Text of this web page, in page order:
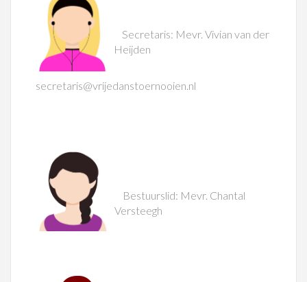
Secretaris: Mevr. Vivian van der
Heijden
secretaris@vrijedanstoernooien.nl
Bestuurslid: Mevr. Chantal
Versteegh